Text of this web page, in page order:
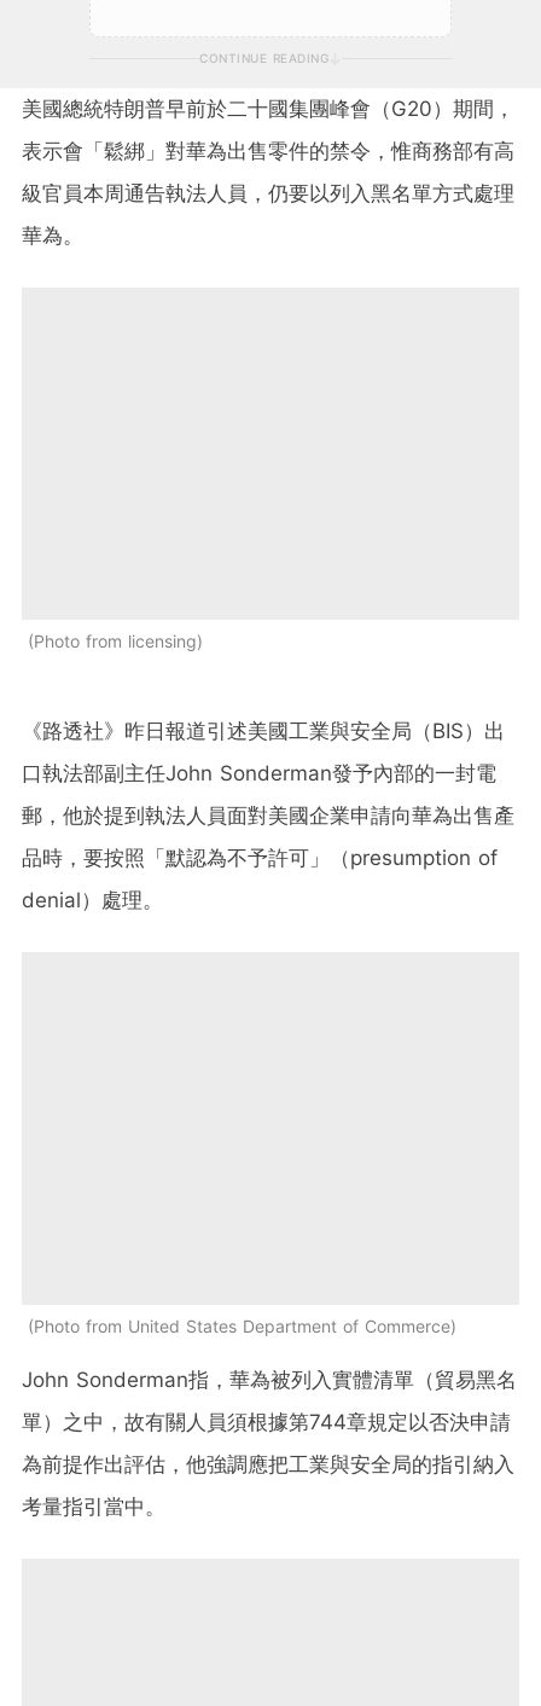
CONTINUE READING
美國總統特朗普早前於二十國集團峰會（G20）期間，
表示會「鬆綁」對華為出售零件的禁令，惟商務部有高
級官員本周通告執法人員，仍要以列入黑名單方式處理
華為。
Photo from licensing
《路透社》昨日報道引述美國工業與安全局（BIS）出
口執法部副主任John Sonderman發予內部的一封電
郵，他於提到執法人員面對美國企業申請向華為出售產
品時，要按照「默認為不予許可」（presumption of
denial）處理。
Photo from United States Department of Commerce
John Sonderman指，華為被列入實體清單（貿易黑名
單）之中，故有關人員須根據第744章規定以否決申請
為前提作出評估，他強調應把工業與安全局的指引納入
考量指引當中。